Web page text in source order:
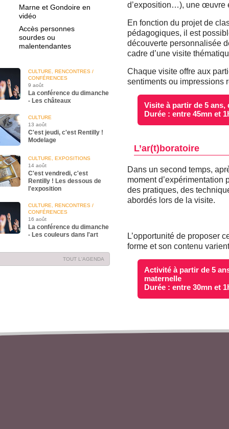
Marne et Gondoire en
vidéo
Accès personnes
sourdes ou
malentendantes
CULTURE, RENCONTRES /
CONFÉRENCES
9 août
La conférence du dimanche
- Les châteaux
CULTURE
13 août
C'est jeudi, c'est Rentilly !
Modelage
CULTURE, EXPOSITIONS
14 août
C'est vendredi, c'est
Rentilly ! Les dessous de
l'exposition
CULTURE, RENCONTRES /
CONFÉRENCES
16 août
La conférence du dimanche
- Les couleurs dans l'art
TOUT L'AGENDA
d’exposition…), une œuvre
En fonction du projet de
pédagogiques, il est
découverte personnalisée
cadre d’une visite
Chaque visite offre aux
sentiments ou impressions
Visite à partir de 5 ans,
Durée : entre 45mn et
L’ar(t)boratoire
Dans un second temps,
moment d’expérimentation
des pratiques, des
abordés lors de la visite.
L’opportunité de proposer
forme et son contenu
Activité à partir de 5
maternelle
Durée : entre 30mn et